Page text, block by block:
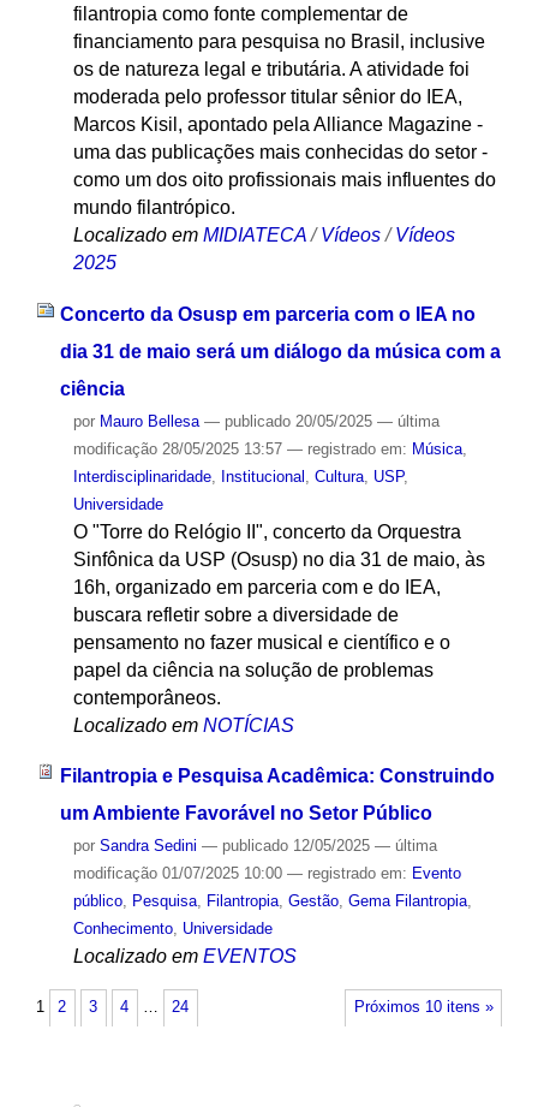
filantropia como fonte complementar de
financiamento para pesquisa no Brasil, inclusive
os de natureza legal e tributária. A atividade foi
moderada pelo professor titular sênior do IEA,
Marcos Kisil, apontado pela Alliance Magazine -
uma das publicações mais conhecidas do setor -
como um dos oito profissionais mais influentes do
mundo filantrópico.
Localizado em MIDIATECA /Vídeos /Vídeos
2025
Concerto da Osusp em parceria com o IEA no
dia 31 de maio será um diálogo da música com a
ciência
por Mauro Bellesa — publicado20/05/2025 — última
modificação28/05/2025 13:57 — registrado em: Música,
Interdisciplinaridade, Institucional Cultura, USP,
Universidade
O "Torre do Relógio II", concerto da Orquestra
Sinfônica da USP (Osusp) no dia 31 de maio, às
16h, organizado em parceria com e do IEA,
buscara refletir sobre a diversidade de
pensamento no fazer musical e científico e o
papel da ciência na solução de problemas
contemporâneos.
Localizado em NOTÍCIAS
Filantropia e Pesquisa Acadêmica: Construindo
um Ambiente Favorável no Setor Público
por Sandra Sedini — publicado12/05/2025 — última
modificação01/07/2025 10:00 — registrado em: Evento
público, Pesquisa, Filantropia, Gestão, Gema Filantropia,
Conhecimento, Universidade
Localizado em EVENTOS
Próximos 10 itens »
1 2 3 4 … 24